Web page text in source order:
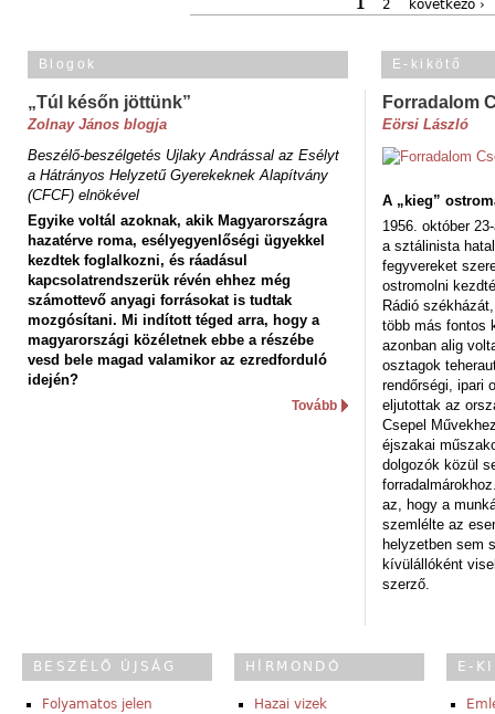
1 2 következő ›
Blogok
„Túl későn jöttünk”
Zolnay János blogja
Beszélő-beszélgetés Ujlaky Andrással az Esélyt
a Hátrányos Helyzetű Gyerekeknek Alapítvány
(CFCF) elnökével
Egyike voltál azoknak, akik Magyarországra
hazatérve roma, esélyegyenlőségi ügyekkel
kezdtek foglalkozni, és ráadásul
kapcsolatrendszerük révén ehhez még
számottevő anyagi forrásokat is tudtak
mozgósítani. Mi indított téged arra, hogy a
magyarországi közéletnek ebbe a részébe
vesd bele magad valamikor az ezredforduló
idején?
Tovább
E-kikötő
Forradalom
Eörsi László
A „kieg”
1956. október
a sztálinista
fegyvereket
ostromolni
Rádió
több más fontos
azonban alig
osztagok
rendőrségi, ipari
eljutottak az
Csepel
éjszakai
dolgozók közül
az, hogy a
szemlélte az
helyzetben sem
kívülállóként
szerző.
BESZÉLŐ ÚJSÁG
Folyamatos jelen
HÍRMONDÓ
Hazai vizek
E-